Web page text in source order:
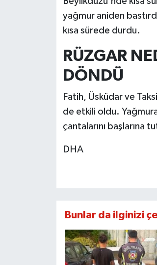
yağmur aniden
kısa sürede durdu.
RÜZGAR
DÖNDÜ
Fatih, Üsküdar ve
de etkili oldu. Yağmura
çantalarını
DHA
Bunlar da ilginizi